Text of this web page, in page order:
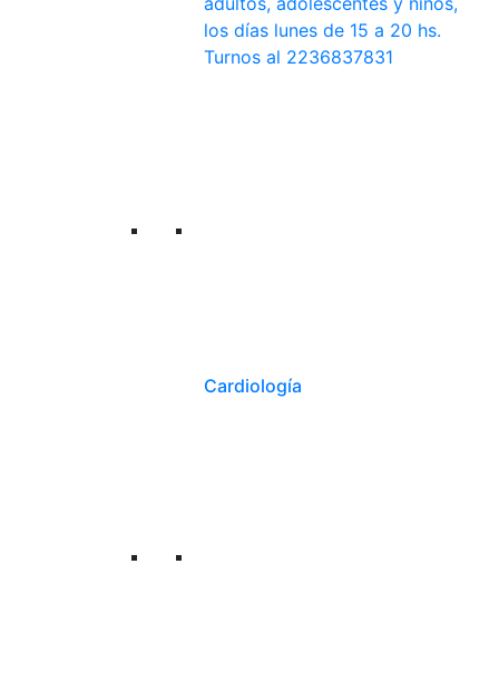
los días lunes de 15 a 20 hs.
Turnos al 2236837831
Cardiología